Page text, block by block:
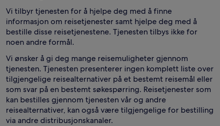
Vi tilbyr tjenesten for å hjelpe deg med å finne
informasjon om reisetjenester samt hjelpe deg med å
bestille disse reisetjenestene. Tjenesten tilbys ikke for
noen andre formål.
Vi ønsker å gi deg mange reisemuligheter gjennom
tjenesten. Tjenesten presenterer ingen komplett liste over
tilgjengelige reisealternativer på et bestemt reisemål eller
som svar på en bestemt søkespørring. Reisetjenester som
kan bestilles gjennom tjenesten vår og andre
reisealternativer, kan også være tilgjengelige for bestilling
via andre distribusjonskanaler.